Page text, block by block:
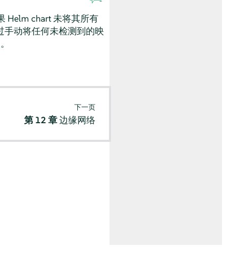
Helm chart 未将其所有
手动将任何未检测到的映
下一页
第 12 章边缘网络